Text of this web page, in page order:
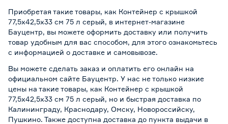
Приобретая такие товары, как Контейнер с крышкой
77,5х42,5х33 см 75 л серый, в интернет-магазине
Бауцентр, вы можете оформить доставку или получить
товар удобным для вас способом, для этого ознакомьтесь
с информацией о доставке и самовывозе.
Вы можете сделать заказ и оплатить его онлайн на
официальном сайте Бауцентр. У нас не только низкие
цены на такие товары, как Контейнер с крышкой
77,5х42,5х33 см 75 л серый, но и быстрая доставка по
Калининграду, Краснодару, Омску, Новороссийску,
Пушкино. Также доступна доставка до пункта выдачи в